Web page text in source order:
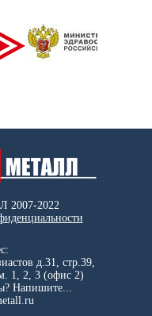
2022
д.31, стр.39,
1, 2, 3 (офис 2)
Напишите...